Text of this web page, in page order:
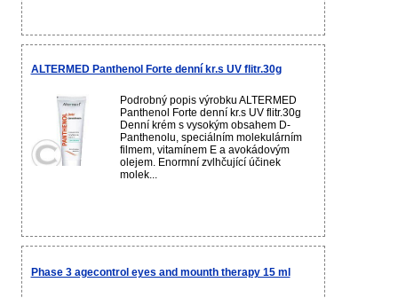
ALTERMED Panthenol Forte denní kr.s UV flitr.30g
Podrobný popis výrobku ALTERMED
Panthenol Forte denní kr.s UV flitr.30g
Denní krém s vysokým obsahem D-
Panthenolu, speciálním molekulárním
filmem, vitamínem E a avokádovým
olejem. Enormní zvlhčující účinek
molek...
Phase 3 agecontrol eyes and mounth therapy 15 ml